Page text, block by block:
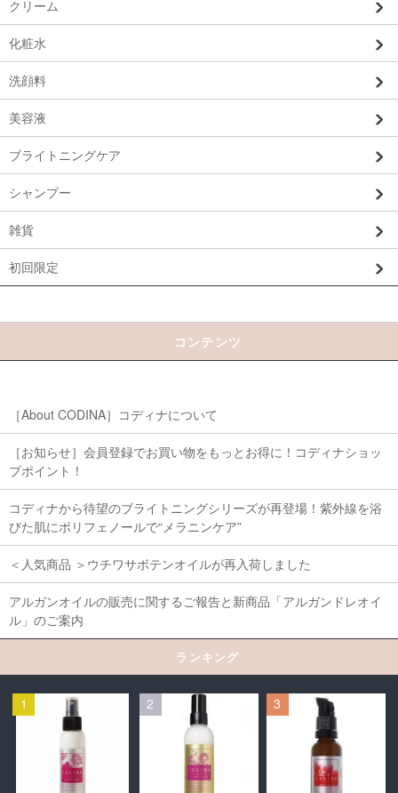
クリーム
化粧水
洗顔料
美容液
ブライトニングケア
シャンプー
雑貨
初回限定
コンテンツ
［About CODINA］コディナについて
［お知らせ］会員登録でお買い物をもっとお得に！コディナショッ
プポイント！
コディナから待望のブライトニングシリーズが再登場！紫外線を浴
びた肌にポリフェノールで“メラニンケア”
＜人気商品 ＞ウチワサボテンオイルが再入荷しました
アルガンオイルの販売に関するご報告と新商品「アルガンドレオイ
ル」のご案内
ランキング
1 2 3